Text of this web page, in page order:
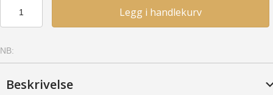
40
40)
-
Kirsebær
Legg i handlekurv
NB:
Beskrivelse